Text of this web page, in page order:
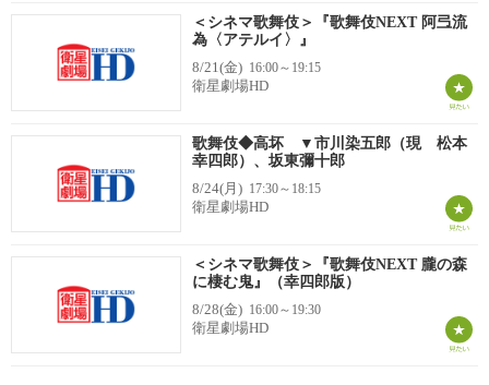
＜シネマ歌舞伎＞『歌舞伎NEXT 阿弖流
為〈アテルイ〉』
8/21(金) 16:00～19:15
衛星劇場HD
歌舞伎◆高坏 ▼市川染五郎（現 松本
幸四郎）、坂東彌十郎
8/24(月) 17:30～18:15
衛星劇場HD
＜シネマ歌舞伎＞『歌舞伎NEXT 朧の森
に棲む鬼』（幸四郎版）
8/28(金) 16:00～19:30
衛星劇場HD